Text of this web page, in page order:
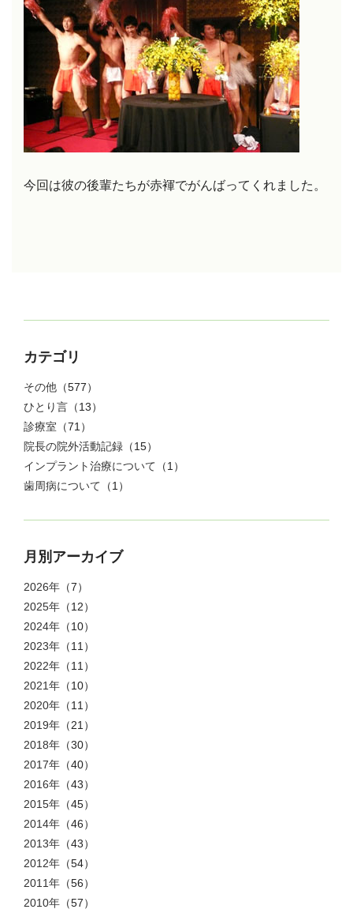
今回は彼の後輩たちが赤褌でがんばってくれました。
カテゴリ
その他 （577）
ひとり言 （13）
診療室 （71）
院長の院外活動記録 （15）
インプラント治療について （1）
歯周病について （1）
月別アーカイブ
2026年 （7）
2025年 （12）
2024年 （10）
2023年 （11）
2022年 （11）
2021年 （10）
2020年 （11）
2019年 （21）
2018年 （30）
2017年 （40）
2016年 （43）
2015年 （45）
2014年 （46）
2013年 （43）
2012年 （54）
2011年 （56）
2010年 （57）